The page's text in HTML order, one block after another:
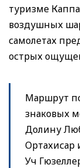
туризме
воздушных
самолетах
острых
Маршрут
знаковых
Долину
Ортахисар
Уч